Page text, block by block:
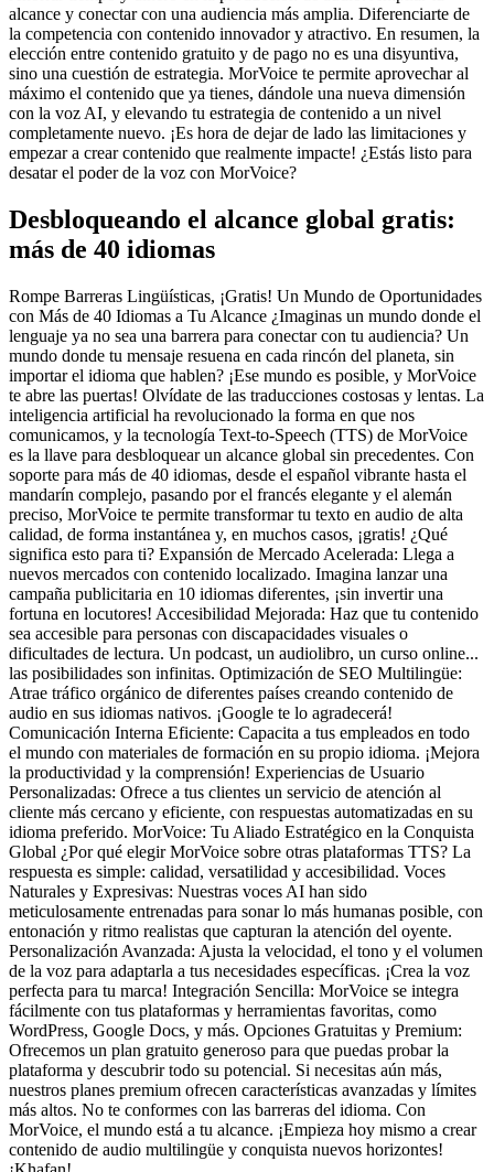
alcance y conectar con una audiencia más amplia. Diferenciarte de
la competencia con contenido innovador y atractivo. En resumen, la
elección entre contenido gratuito y de pago no es una disyuntiva,
sino una cuestión de estrategia. MorVoice te permite aprovechar al
máximo el contenido que ya tienes, dándole una nueva dimensión
con la voz AI, y elevando tu estrategia de contenido a un nivel
completamente nuevo. ¡Es hora de dejar de lado las limitaciones y
empezar a crear contenido que realmente impacte! ¿Estás listo para
desatar el poder de la voz con MorVoice?
Desbloqueando el alcance global gratis:
más de 40 idiomas
Rompe Barreras Lingüísticas, ¡Gratis! Un Mundo de Oportunidades
con Más de 40 Idiomas a Tu Alcance ¿Imaginas un mundo donde el
lenguaje ya no sea una barrera para conectar con tu audiencia? Un
mundo donde tu mensaje resuena en cada rincón del planeta, sin
importar el idioma que hablen? ¡Ese mundo es posible, y MorVoice
te abre las puertas! Olvídate de las traducciones costosas y lentas. La
inteligencia artificial ha revolucionado la forma en que nos
comunicamos, y la tecnología Text-to-Speech (TTS) de MorVoice
es la llave para desbloquear un alcance global sin precedentes. Con
soporte para más de 40 idiomas, desde el español vibrante hasta el
mandarín complejo, pasando por el francés elegante y el alemán
preciso, MorVoice te permite transformar tu texto en audio de alta
calidad, de forma instantánea y, en muchos casos, ¡gratis! ¿Qué
significa esto para ti? Expansión de Mercado Acelerada: Llega a
nuevos mercados con contenido localizado. Imagina lanzar una
campaña publicitaria en 10 idiomas diferentes, ¡sin invertir una
fortuna en locutores! Accesibilidad Mejorada: Haz que tu contenido
sea accesible para personas con discapacidades visuales o
dificultades de lectura. Un podcast, un audiolibro, un curso online...
las posibilidades son infinitas. Optimización de SEO Multilingüe:
Atrae tráfico orgánico de diferentes países creando contenido de
audio en sus idiomas nativos. ¡Google te lo agradecerá!
Comunicación Interna Eficiente: Capacita a tus empleados en todo
el mundo con materiales de formación en su propio idioma. ¡Mejora
la productividad y la comprensión! Experiencias de Usuario
Personalizadas: Ofrece a tus clientes un servicio de atención al
cliente más cercano y eficiente, con respuestas automatizadas en su
idioma preferido. MorVoice: Tu Aliado Estratégico en la Conquista
Global ¿Por qué elegir MorVoice sobre otras plataformas TTS? La
respuesta es simple: calidad, versatilidad y accesibilidad. Voces
Naturales y Expresivas: Nuestras voces AI han sido
meticulosamente entrenadas para sonar lo más humanas posible, con
entonación y ritmo realistas que capturan la atención del oyente.
Personalización Avanzada: Ajusta la velocidad, el tono y el volumen
de la voz para adaptarla a tus necesidades específicas. ¡Crea la voz
perfecta para tu marca! Integración Sencilla: MorVoice se integra
fácilmente con tus plataformas y herramientas favoritas, como
WordPress, Google Docs, y más. Opciones Gratuitas y Premium:
Ofrecemos un plan gratuito generoso para que puedas probar la
plataforma y descubrir todo su potencial. Si necesitas aún más,
nuestros planes premium ofrecen características avanzadas y límites
más altos. No te conformes con las barreras del idioma. Con
MorVoice, el mundo está a tu alcance. ¡Empieza hoy mismo a crear
contenido de audio multilingüe y conquista nuevos horizontes!